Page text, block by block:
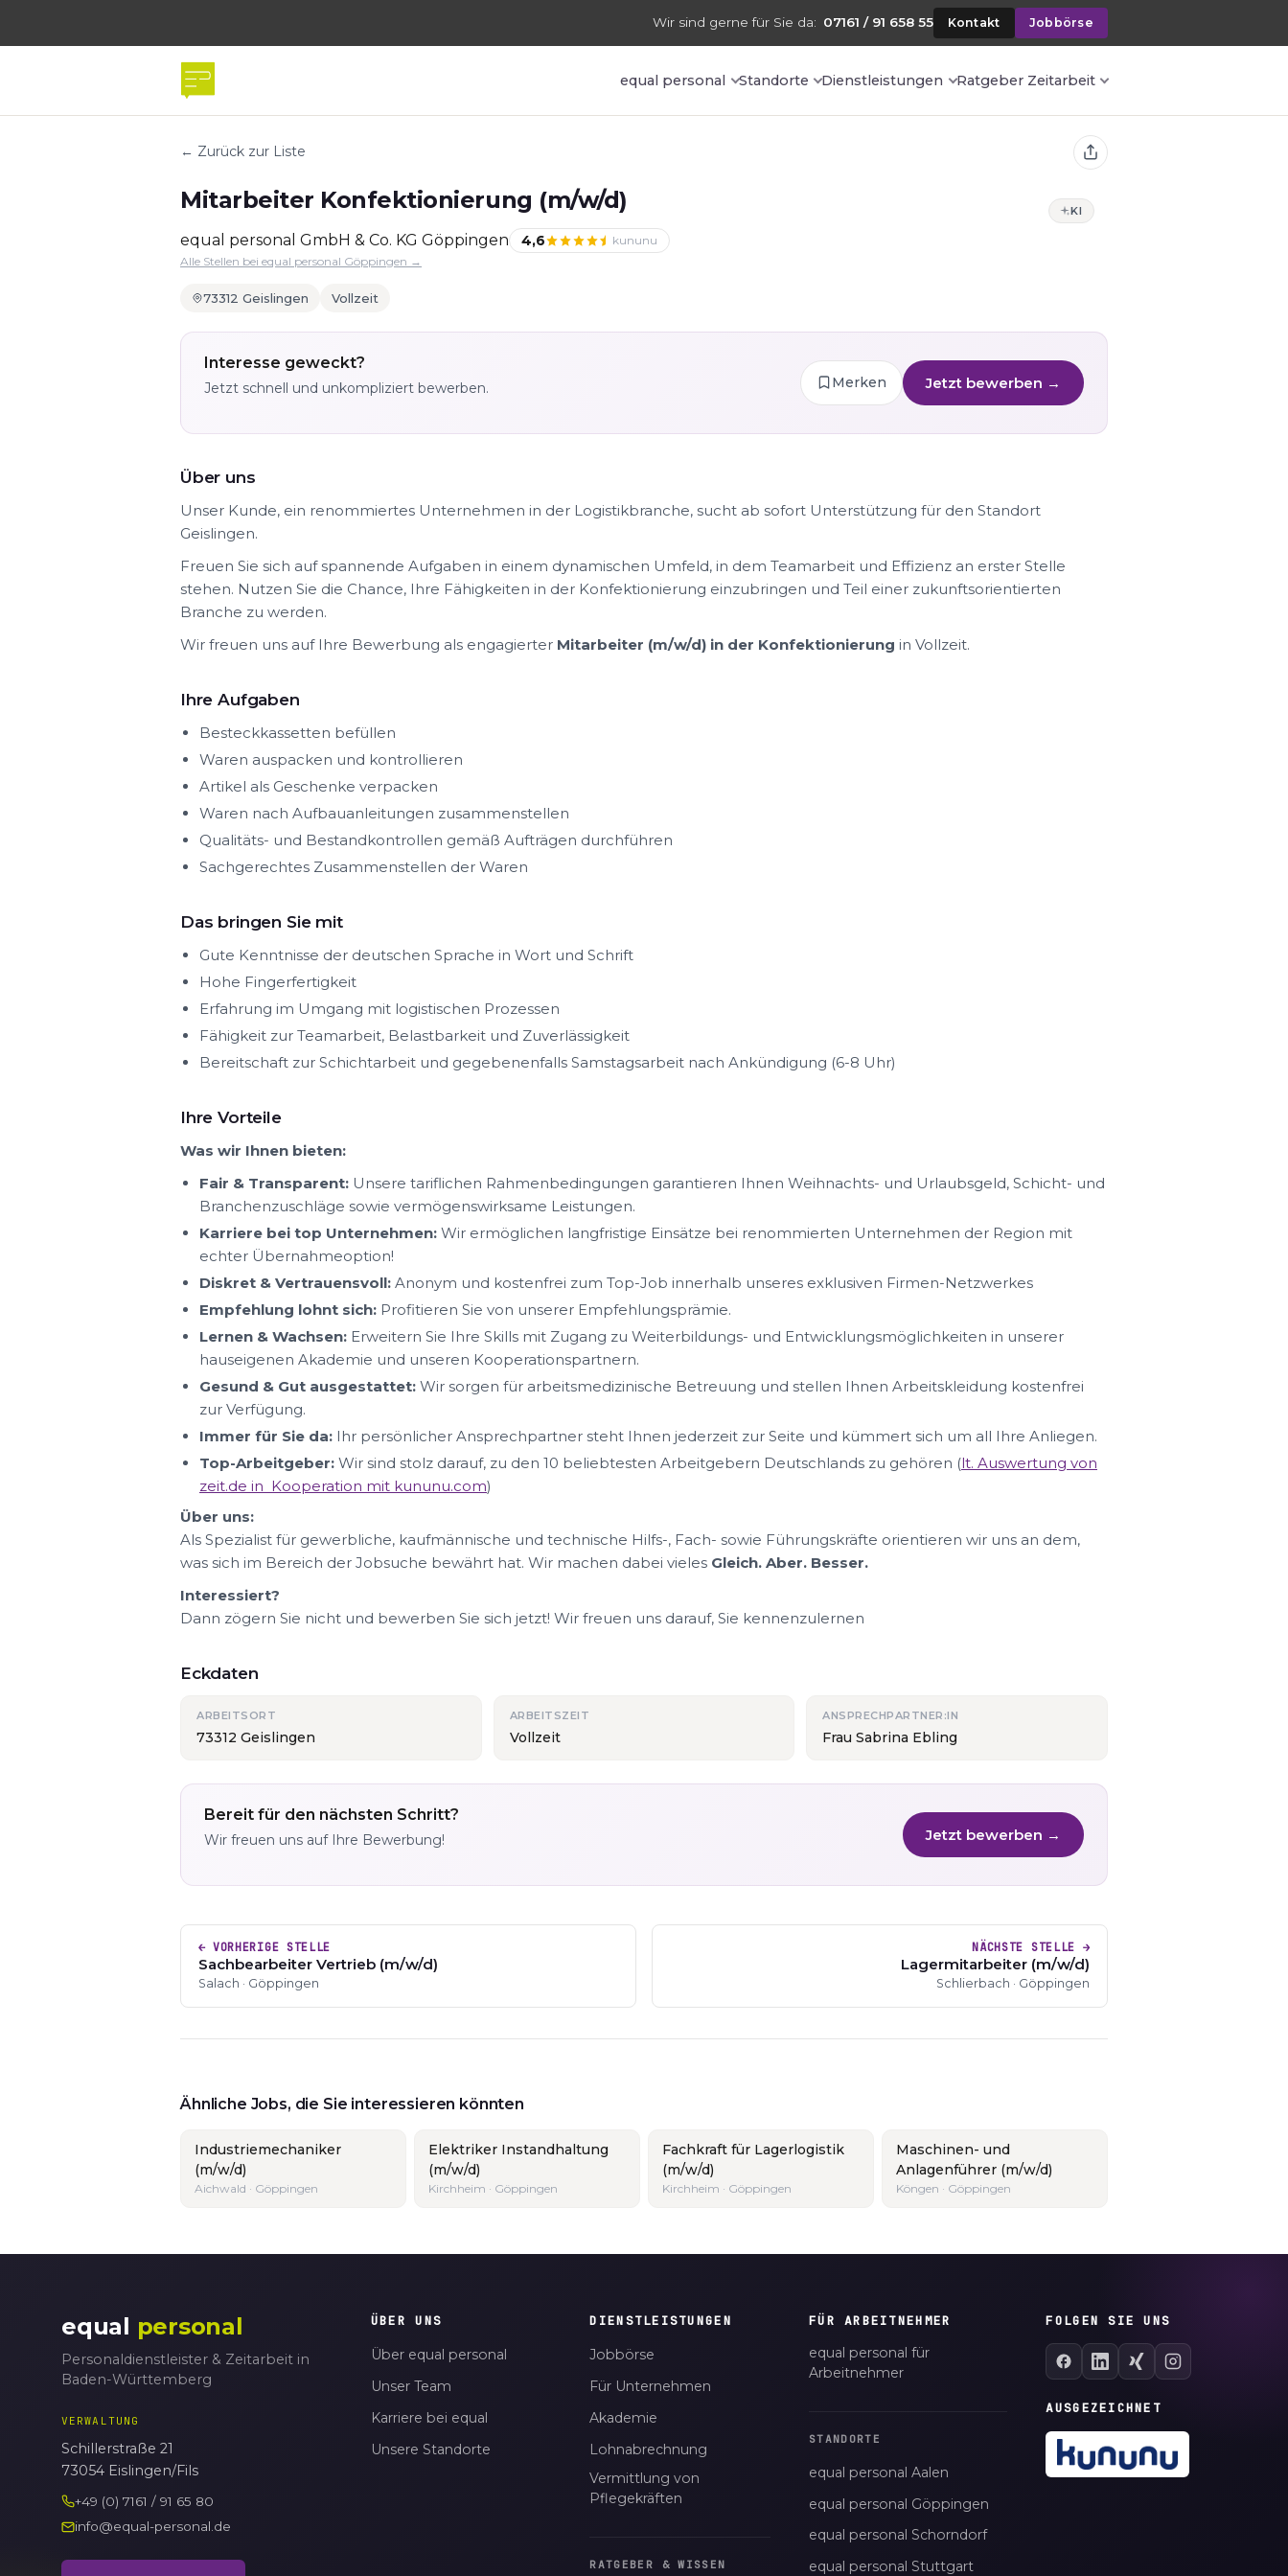
Wir sind gerne für Sie da: 07161 / 91 658 55 Kontakt Jobbörse
equal personal Standorte Dienstleistungen Ratgeber Zeitarbeit
← Zurück zur Liste
KI
Mitarbeiter Konfektionierung (m/w/d)
equal personal GmbH & Co. KG Göppingen 4,6
kununu
Alle Stellen bei equal personal Göppingen →
73312 Geislingen Vollzeit
Interesse geweckt?
Jetzt schnell und unkompliziert bewerben. Merken Jetzt bewerben →
Über uns
Unser Kunde, ein renommiertes Unternehmen in der Logistikbranche, sucht ab sofort Unterstützung für den Standort
Geislingen.
Freuen Sie sich auf spannende Aufgaben in einem dynamischen Umfeld, in dem Teamarbeit und Effizienz an erster Stelle
stehen. Nutzen Sie die Chance, Ihre Fähigkeiten in der Konfektionierung einzubringen und Teil einer zukunftsorientierten
Branche zu werden.
Wir freuen uns auf Ihre Bewerbung als engagierter Mitarbeiter (m/w/d) in der Konfektionierung in Vollzeit.
Ihre Aufgaben
Besteckkassetten befüllen
Waren auspacken und kontrollieren
Artikel als Geschenke verpacken
Waren nach Aufbauanleitungen zusammenstellen
Qualitäts- und Bestandkontrollen gemäß Aufträgen durchführen
Sachgerechtes Zusammenstellen der Waren
Das bringen Sie mit
Gute Kenntnisse der deutschen Sprache in Wort und Schrift
Hohe Fingerfertigkeit
Erfahrung im Umgang mit logistischen Prozessen
Fähigkeit zur Teamarbeit, Belastbarkeit und Zuverlässigkeit
Bereitschaft zur Schichtarbeit und gegebenenfalls Samstagsarbeit nach Ankündigung (6-8 Uhr)
Ihre Vorteile
Was wir Ihnen bieten:
Fair & Transparent: Unsere tariflichen Rahmenbedingungen garantieren Ihnen Weihnachts- und Urlaubsgeld, Schicht- und
Branchenzuschläge sowie vermögenswirksame Leistungen.
Karriere bei top Unternehmen: Wir ermöglichen langfristige Einsätze bei renommierten Unternehmen der Region mit
echter Übernahmeoption!
Diskret & Vertrauensvoll: Anonym und kostenfrei zum Top-Job innerhalb unseres exklusiven Firmen-Netzwerkes
Empfehlung lohnt sich: Profitieren Sie von unserer Empfehlungsprämie.
Lernen & Wachsen: Erweitern Sie Ihre Skills mit Zugang zu Weiterbildungs- und Entwicklungsmöglichkeiten in unserer
hauseigenen Akademie und unseren Kooperationspartnern.
Gesund & Gut ausgestattet: Wir sorgen für arbeitsmedizinische Betreuung und stellen Ihnen Arbeitskleidung kostenfrei
zur Verfügung.
Immer für Sie da: Ihr persönlicher Ansprechpartner steht Ihnen jederzeit zur Seite und kümmert sich um all Ihre Anliegen.
Top-Arbeitgeber: Wir sind stolz darauf, zu den 10 beliebtesten Arbeitgebern Deutschlands zu gehören (lt. Auswertung von
zeit.de in Kooperation mit kununu.com)
Über uns:
Als Spezialist für gewerbliche, kaufmännische und technische Hilfs-, Fach- sowie Führungskräfte orientieren wir uns an dem,
was sich im Bereich der Jobsuche bewährt hat. Wir machen dabei vieles Gleich. Aber. Besser.
Interessiert?
Dann zögern Sie nicht und bewerben Sie sich jetzt! Wir freuen uns darauf, Sie kennenzulernen
Eckdaten
ARBEITSORT
73312 Geislingen
ARBEITSZEIT
Vollzeit
ANSPRECHPARTNER:IN
Frau Sabrina Ebling
Bereit für den nächsten Schritt?
Wir freuen uns auf Ihre Bewerbung! Jetzt bewerben →
← VORHERIGE STELLE
Sachbearbeiter Vertrieb (m/w/d)
Salach · Göppingen
NÄCHSTE STELLE →
Lagermitarbeiter (m/w/d)
Schlierbach · Göppingen
Ähnliche Jobs, die Sie interessieren könnten
Industriemechaniker
(m/w/d)
Aichwald · Göppingen
Elektriker Instandhaltung
(m/w/d)
Kirchheim · Göppingen
Fachkraft für Lagerlogistik
(m/w/d)
Kirchheim · Göppingen
Maschinen- und
Anlagenführer (m/w/d)
Köngen · Göppingen
equal personal
Personaldienstleister & Zeitarbeit in
Baden-Württemberg
VERWALTUNG
Schillerstraße 21
73054 Eislingen/Fils
+49 (0) 7161 / 91 65 80
info@equal-personal.de
ÜBER UNS
Über equal personal
Unser Team
Karriere bei equal
Unsere Standorte
DIENSTLEISTUNGEN
Jobbörse
Für Unternehmen
Akademie
Lohnabrechnung
Vermittlung von
Pflegekräften
RATGEBER & WISSEN
FÜR ARBEITNEHMER
equal personal für
Arbeitnehmer
STANDORTE
equal personal Aalen
equal personal Göppingen
equal personal Schorndorf
equal personal Stuttgart
FOLGEN SIE UNS
AUSGEZEICHNET